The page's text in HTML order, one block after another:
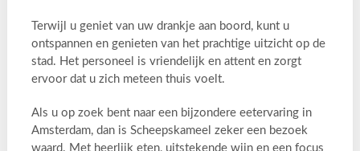
Terwijl u geniet van uw drankje aan boord, kunt u
ontspannen en genieten van het prachtige uitzicht op de
stad. Het personeel is vriendelijk en attent en zorgt
ervoor dat u zich meteen thuis voelt.
Als u op zoek bent naar een bijzondere eetervaring in
Amsterdam, dan is Scheepskameel zeker een bezoek
waard. Met heerlijk eten, uitstekende wijn en een focus